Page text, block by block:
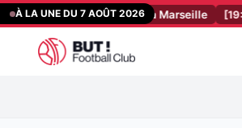
Aller
au
contenu
À LA UNE DU 7 AOÛT 2026
son dénouement à Marseille [19:00] FC